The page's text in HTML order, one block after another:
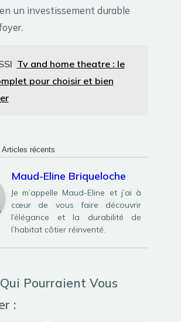
un investissement durable
Tv and home theatre : le
pour choisir et bien
Articles récents
Maud-Eline Briqueloche
Je m’appelle Maud-Eline et j’ai à
cœur de vous faire découvrir
l’élégance et la durabilité de
l’habitat côtier réinventé.
Pourraient Vous
: